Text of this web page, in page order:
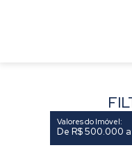
Valores do Imóvel:
De R$ 500.000